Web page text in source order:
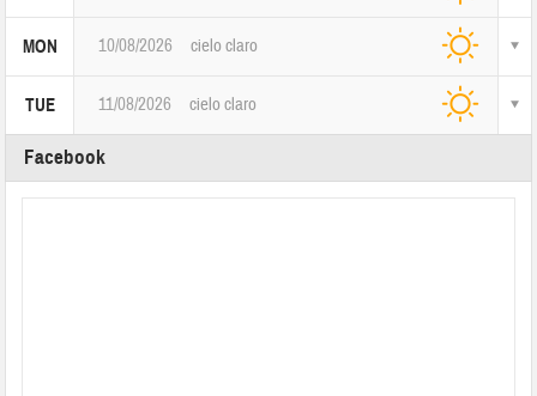
MON 10/08/2026 cielo claro
TUE 11/08/2026 cielo claro
Facebook